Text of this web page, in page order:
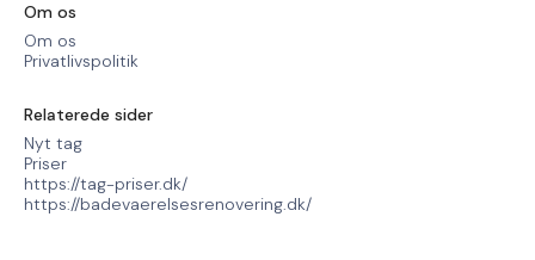
Om os
Om os
Privatlivspolitik
Relaterede sider
Nyt tag
Priser
https://tag-priser.dk/
https://badevaerelsesrenovering.dk/